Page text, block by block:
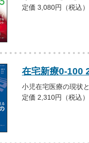
定価 3,080円（税込）
在宅新療0-100
小児在宅医療の現状
定価 2,310円（税込）